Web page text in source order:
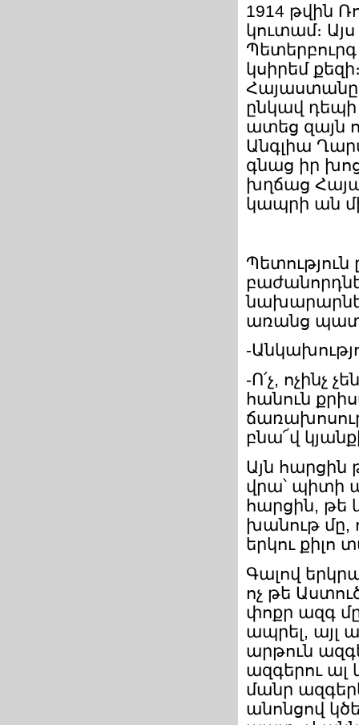
1914 թվին
կուտամ։
կսիրեմ
Հայաստանը
ընկավ դեպի
ատեց զայն
Անգլիա
գնաց իր
խղճաց
կապրի ան
առանց
-
-Ո՛չ, ոչինչ
հանուն
բնա՜վ
Այն հարցին
վրա՝ պիտի
հարցին, թե
խանութ մը,
երկու քիլո
Գալով
ոչ թե
փոքր ազգ
ապրել, այլ
արթուն
ազգերու ալ
մանր
անոնցով